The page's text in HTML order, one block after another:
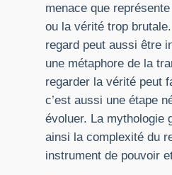
menace que
ou la vérité trop
regard peut aussi être
une métaphore de la
regarder la vérité peut
c’est aussi une étape
évoluer. La mythologie
ainsi la complexité du
instrument de pouvoir